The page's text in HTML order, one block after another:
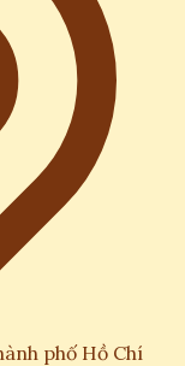
phố Hồ Chí